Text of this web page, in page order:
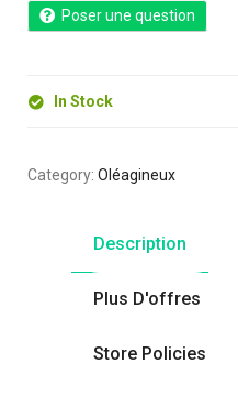
Poser une question
In Stock
Category: Oléagineux
Description
Plus D'offres
Store Policies